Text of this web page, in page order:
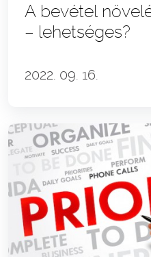
A bevétel
– lehetséges?
2022. 09. 16.